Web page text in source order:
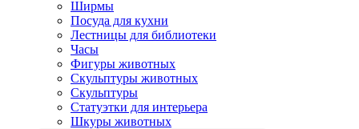
Ширмы
Посуда для кухни
Лестницы для библиотеки
Часы
Фигуры животных
Скульптуры животных
Скульптуры
Статуэтки для интерьера
Шкуры животных